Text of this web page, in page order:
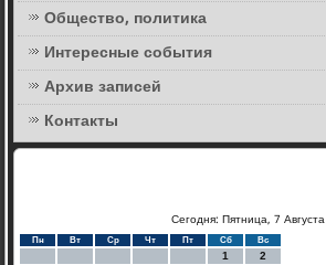
Общество, политика
Интересные события
Архив записей
Контакты
Сегодня: Пятница, 7 Августа
Пн Вт Ср Чт Пт Сб Вс
1
2